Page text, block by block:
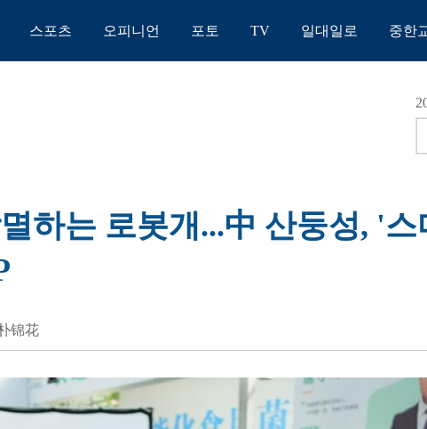
스포츠 오피니언 포토 TV 일대일로 중한
하는 로봇개...中 산둥성, '스
锦花